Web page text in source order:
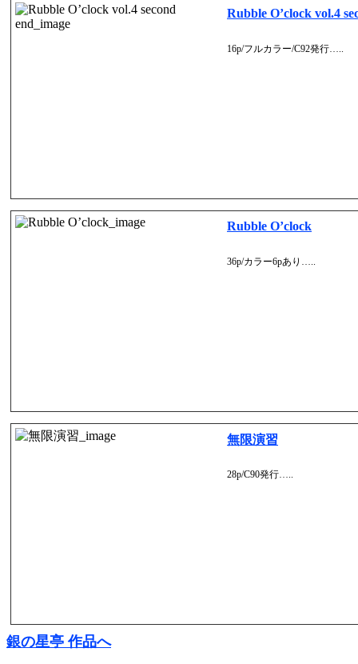
Rubble O’clock vol.4
16p/フルカラー/C92発行…..
Rubble O’clock
36p/カラー6pあり…..
無限演習
28p/C90発行…..
銀の星亭 作品へ